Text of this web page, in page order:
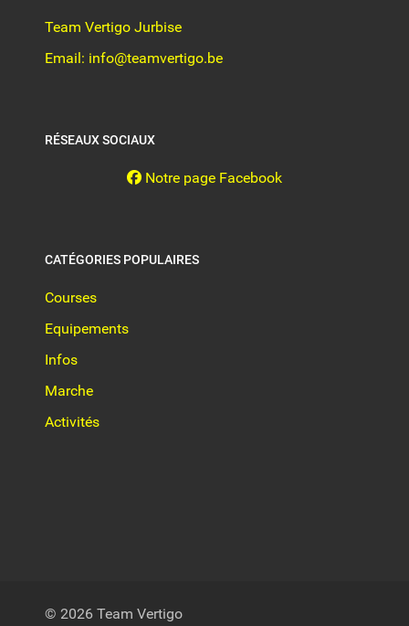
Team Vertigo Jurbise
Email: info@teamvertigo.be
RÉSEAUX SOCIAUX
Notre page Facebook
CATÉGORIES POPULAIRES
Courses
Equipements
Infos
Marche
Activités
© 2026 Team Vertigo